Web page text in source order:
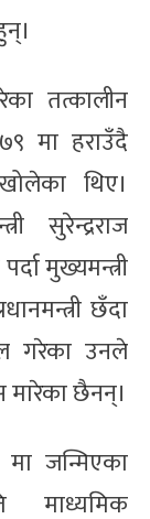
तत्कालीन
मा हराउँदै
थिए।
सुरेन्द्रराज
मुख्यमन्त्री
छँदा
गरेका उनले
मारेका छैनन्।
जन्मिएका
माध्यमिक